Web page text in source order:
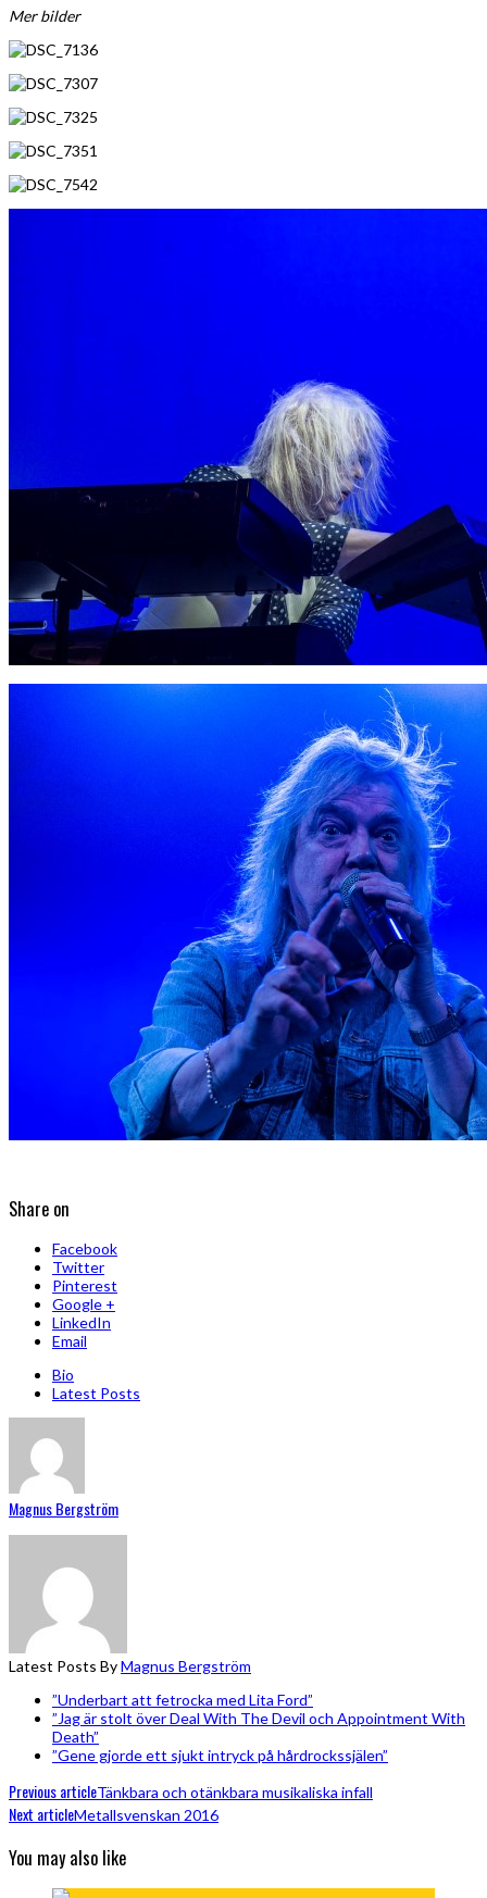
Mer bilder
Share on
Facebook
Twitter
Pinterest
Google +
LinkedIn
Email
Bio
Latest Posts
Magnus Bergström
Latest Posts ByMagnus Bergström
”Underbart att fetrocka med Lita Ford”
”Jag är stolt över Deal With The Devil och Appointment With
Death”
”Gene gjorde ett sjukt intryck på hårdrockssjälen”
Previous articleTänkbara och otänkbara musikaliska infall
Next articleMetallsvenskan 2016
You may also like